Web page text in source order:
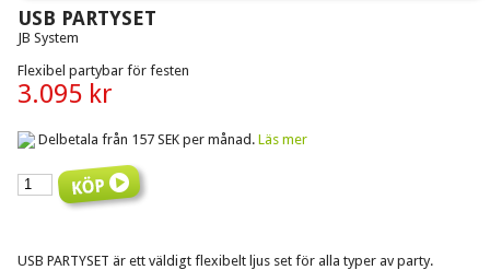
USB PARTYSET
JB System
Flexibel partybar för festen
3.095 kr
Delbetala från 157 SEK per månad. Läs mer
USB PARTYSET är ett väldigt flexibelt ljus set för alla typer av party.